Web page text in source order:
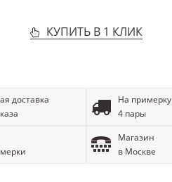
КУПИТЬ В 1 КЛИК
доставка
На примерку
4 пары
Магазин
в Москве